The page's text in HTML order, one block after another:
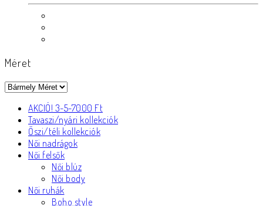
Méret
AKCIÓ! 3-5-7000 Ft
Tavaszi/nyári kollekciók
Őszi/téli kollekciók
Női nadrágok
Női felsők
Női blúz
Női body
Női ruhák
Boho style